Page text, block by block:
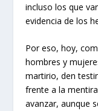
incluso los que
evidencia de los
Por eso, hoy,
hombres y
martirio, den
frente a la
avanzar, aunque